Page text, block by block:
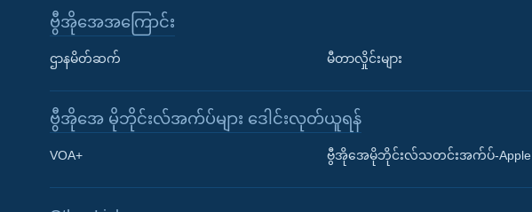
Learning English
ဗွီအိုအေအကြောင်း
ဌာနမိတ်ဆက် မီတာလှိုင်းများ
ဗွီအိုအေ မိုဘိုင်းလ်အက်ပ်များ ဒေါင်းလုတ်ယူရန်
VOA+ ဗွီအိုအေမိုဘိုင်းလ်သတင်းအက်ပ်-Apple